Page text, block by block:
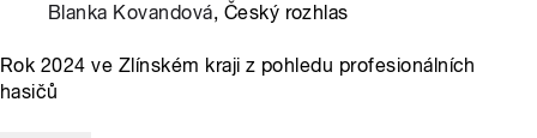
Blanka Kovandová, Český rozhlas
Rok 2024 ve Zlínském kraji z pohledu profesionálních
hasičů